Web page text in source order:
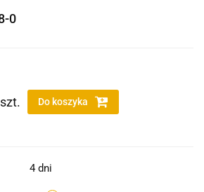
0
szt. Do koszyka
4 dni